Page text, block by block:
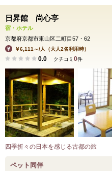
日昇館 尚心亭
宿・ホテル
京都府京都市東山区二町目57・62
￥6,111～/人（大人2名利用時）
0.0 クチコミ 0件
四季折々の日本を感じる古都の旅
ペット同伴